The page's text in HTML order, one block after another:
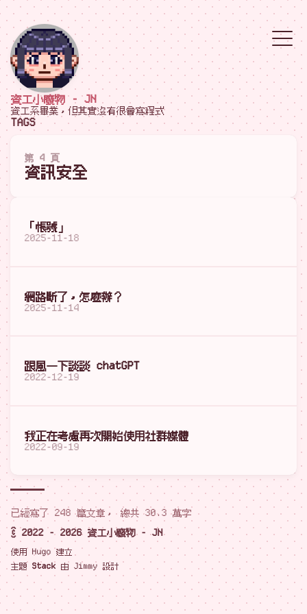
資工小廢物 - JN
資工系畢業，但其實沒有很會寫程式
TAGS
第 4 頁
資訊安全
「帳號」
2025-11-18
網路斷了，怎麼辦？
2025-11-14
跟風一下談談 chatGPT
2022-12-19
我正在考慮再次開始使用社群媒體
2022-09-19
已經寫了 248 篇文章， 總共 30.3 萬字
© 2022 - 2026 資工小廢物 - JN
使用 Hugo 建立
主題 Stack 由 Jimmy 設計